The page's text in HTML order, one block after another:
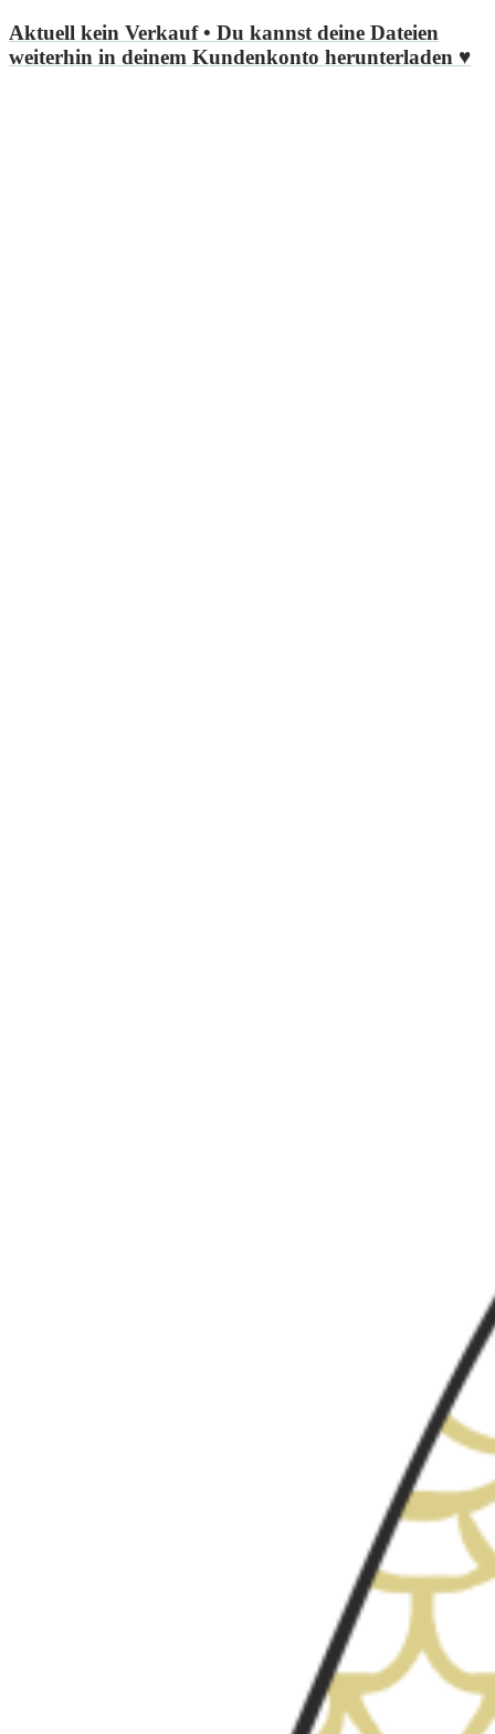
Aktuell kein Verkauf • Du kannst deine Dateien
weiterhin in deinem Kundenkonto herunterladen ♥